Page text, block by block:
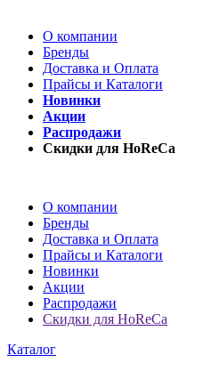
О компании
Бренды
Доставка и Оплата
Прайсы и Каталоги
Новинки
Акции
Распродажи
Скидки для HoReCa
О компании
Бренды
Доставка и Оплата
Прайсы и Каталоги
Новинки
Акции
Распродажи
Скидки для HoReCa
Каталог